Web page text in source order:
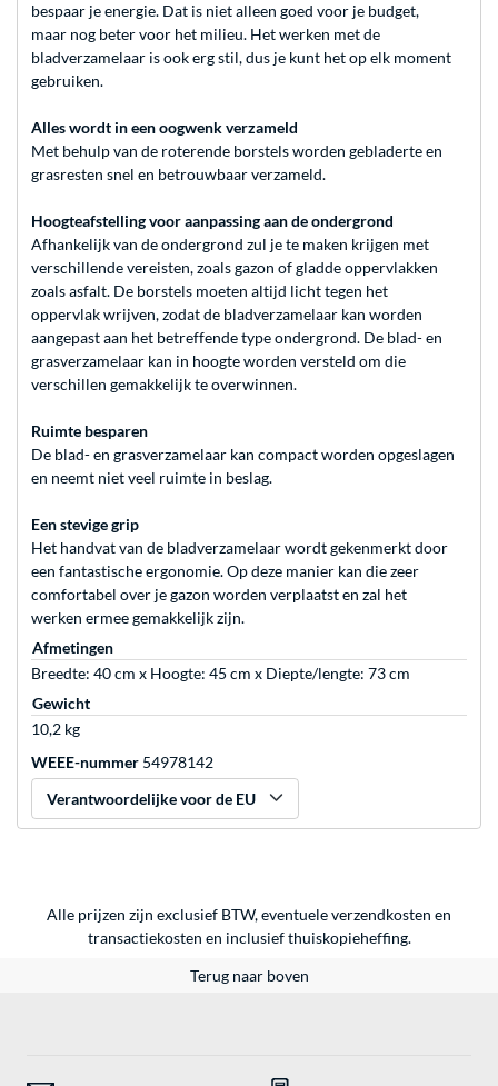
bespaar je energie. Dat is niet alleen goed voor je budget,
maar nog beter voor het milieu. Het werken met de
bladverzamelaar is ook erg stil, dus je kunt het op elk moment
gebruiken.
Alles wordt in een oogwenk verzameld
Met behulp van de roterende borstels worden gebladerte en
grasresten snel en betrouwbaar verzameld.
Hoogteafstelling voor aanpassing aan de ondergrond
Afhankelijk van de ondergrond zul je te maken krijgen met
verschillende vereisten, zoals gazon of gladde oppervlakken
zoals asfalt. De borstels moeten altijd licht tegen het
oppervlak wrijven, zodat de bladverzamelaar kan worden
aangepast aan het betreffende type ondergrond. De blad- en
grasverzamelaar kan in hoogte worden versteld om die
verschillen gemakkelijk te overwinnen.
Ruimte besparen
De blad- en grasverzamelaar kan compact worden opgeslagen
en neemt niet veel ruimte in beslag.
Een stevige grip
Het handvat van de bladverzamelaar wordt gekenmerkt door
een fantastische ergonomie. Op deze manier kan die zeer
comfortabel over je gazon worden verplaatst en zal het
werken ermee gemakkelijk zijn.
Afmetingen
Breedte: 40 cm x Hoogte: 45 cm x Diepte/lengte: 73 cm
Gewicht
10,2 kg
WEEE-nummer 54978142
Verantwoordelijke voor de EU
Alle prijzen zijn exclusief BTW, eventuele verzendkosten en
transactiekosten en inclusief thuiskopieheffing.
Terug naar boven